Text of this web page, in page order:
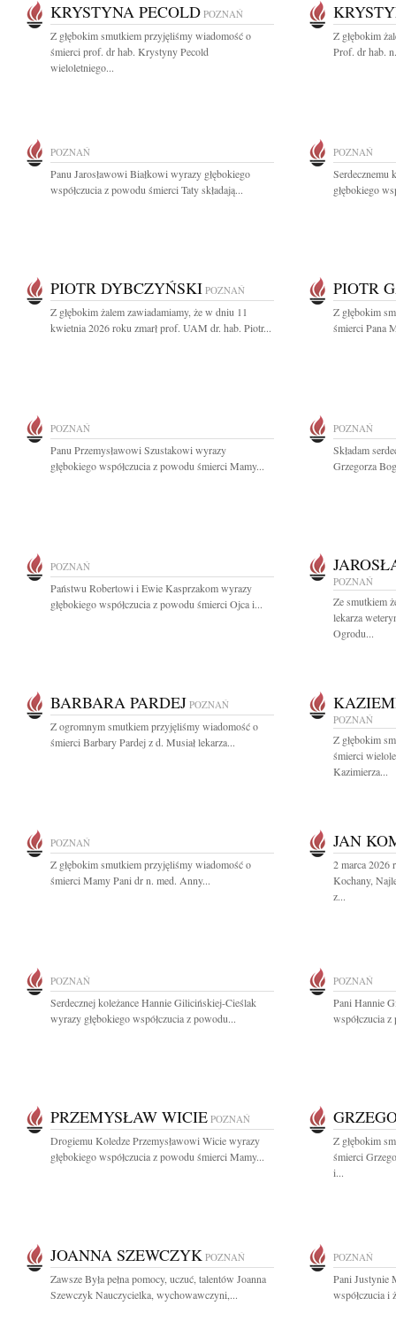
KRYSTYNA PECOLD POZNAŃ
Z głębokim smutkiem przyjęliśmy wiadomość o
śmierci prof. dr hab. Krystyny Pecold
wieloletniego...
Z głębokim
Prof. dr hab.
POZNAŃ
Panu Jarosławowi Białkowi wyrazy głębokiego
współczucia z powodu śmierci Taty składają...
POZNAŃ
Serdecznemu
głębokiego
PIOTR DYBCZYŃSKI POZNAŃ
Z głębokim żalem zawiadamiamy, że w dniu 11
kwietnia 2026 roku zmarł prof. UAM dr. hab. Piotr...
PIOTR
Z głębokim
śmierci Pana
POZNAŃ
Panu Przemysławowi Szustakowi wyrazy
głębokiego współczucia z powodu śmierci Mamy...
POZNAŃ
Składam
Grzegorza
POZNAŃ
Państwu Robertowi i Ewie Kasprzakom wyrazy
głębokiego współczucia z powodu śmierci Ojca i...
POZNAŃ
Ze smutkiem
lekarza
Ogrodu...
BARBARA PARDEJ POZNAŃ
Z ogromnym smutkiem przyjęliśmy wiadomość o
śmierci Barbary Pardej z d. Musiał lekarza...
POZNAŃ
Z głębokim
śmierci
Kazimierza...
POZNAŃ
Z głębokim smutkiem przyjęliśmy wiadomość o
śmierci Mamy Pani dr n. med. Anny...
JAN
2 marca 2026
Kochany,
z...
POZNAŃ
Serdecznej koleżance Hannie Gilicińskiej-Cieślak
wyrazy głębokiego współczucia z powodu...
POZNAŃ
Pani Hannie
współczucia
PRZEMYSŁAW WICIE POZNAŃ
Drogiemu Koledze Przemysławowi Wicie wyrazy
głębokiego współczucia z powodu śmierci Mamy...
Z głębokim
śmierci
i...
JOANNA SZEWCZYK POZNAŃ
Zawsze Była pełna pomocy, uczuć, talentów Joanna
Szewczyk Nauczycielka, wychowawczyni,...
POZNAŃ
Pani Justynie
współczucia i